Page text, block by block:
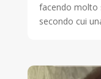
facendo molto
secondo cui